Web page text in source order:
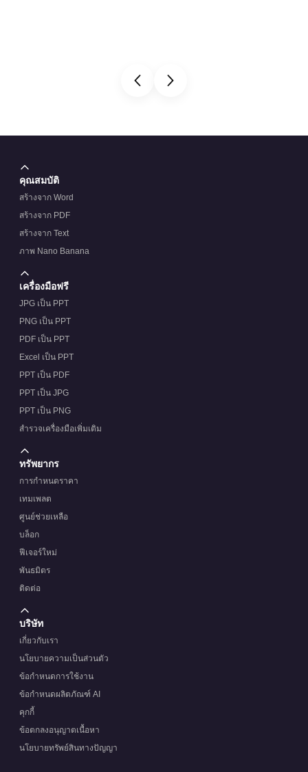
คุณสมบัติ
สร้างจาก Word
สร้างจาก PDF
สร้างจาก Text
ภาพ Nano Banana
เครื่องมือฟรี
JPG เป็น PPT
PNG เป็น PPT
PDF เป็น PPT
Excel เป็น PPT
PPT เป็น PDF
PPT เป็น JPG
PPT เป็น PNG
สำรวจเครื่องมือเพิ่มเติม
ทรัพยากร
การกำหนดราคา
เทมเพลต
ศูนย์ช่วยเหลือ
บล็อก
ฟีเจอร์ใหม่
พันธมิตร
ติดต่อ
บริษัท
เกี่ยวกับเรา
นโยบายความเป็นส่วนตัว
ข้อกำหนดการใช้งาน
ข้อกำหนดผลิตภัณฑ์ AI
คุกกี้
ข้อตกลงอนุญาตเนื้อหา
นโยบายทรัพย์สินทางปัญญา